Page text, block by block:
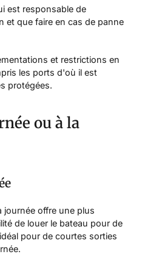
est responsable de
et que faire en cas de panne
et restrictions en
les ports d'où il est
protégées.
ou à la
journée offre une plus
de louer le bateau pour de
pour de courtes sorties